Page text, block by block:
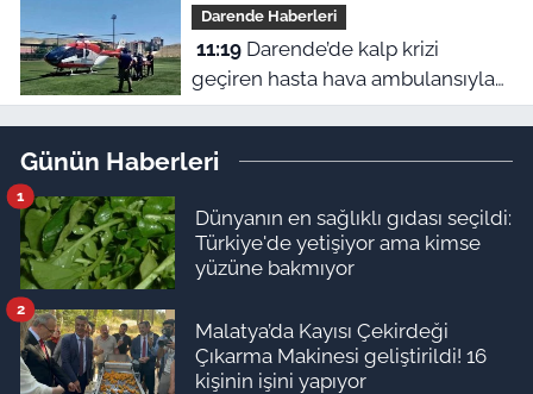
Darende Haberleri
11:19Darende’de kalp krizi
geçiren hasta hava ambulansıyla
Malatya’ya sevk edildi
Günün Haberleri
Dünyanın en sağlıklı gıdası seçildi:
Türkiye'de yetişiyor ama kimse
yüzüne bakmıyor
1
Malatya’da Kayısı Çekirdeği
Çıkarma Makinesi geliştirildi! 16
kişinin işini yapıyor
2